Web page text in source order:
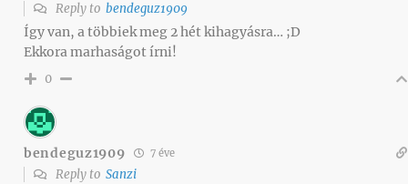
Reply to bendeguz1909
Így van, a többiek meg 2 hét kihagyásra… ;D
Ekkora marhaságot írni!
0
bendeguz1909 7 éve
Reply to Sanzi